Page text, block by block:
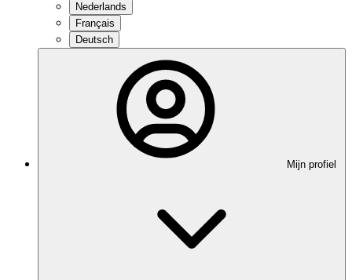
Nederlands
Français
Deutsch
Mijn profiel